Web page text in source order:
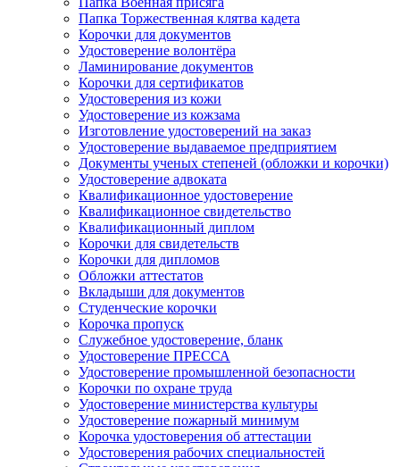
Папка Торжественная клятва кадета
Корочки для документов
Удостоверение волонтёра
Ламинирование документов
Корочки для сертификатов
Удостоверения из кожи
Удостоверение из кожзама
Изготовление удостоверений на заказ
Удостоверение выдаваемое предприятием
Документы ученых степеней (обложки и корочки)
Удостоверение адвоката
Квалификационное удостоверение
Квалификационное свидетельство
Квалификационный диплом
Корочки для свидетельств
Корочки для дипломов
Обложки аттестатов
Вкладыши для документов
Студенческие корочки
Корочка пропуск
Служебное удостоверение, бланк
Удостоверение ПРЕССА
Удостоверение промышленной безопасности
Корочки по охране труда
Удостоверение министерства культуры
Удостоверение пожарный минимум
Корочка удостоверения об аттестации
Удостоверения рабочих специальностей